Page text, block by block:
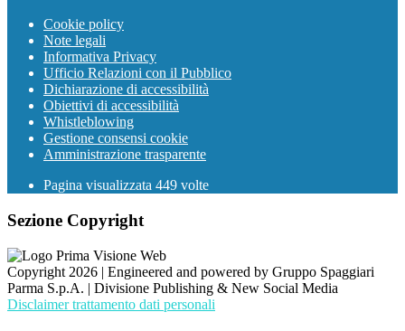
Cookie policy
Note legali
Informativa Privacy
Ufficio Relazioni con il Pubblico
Dichiarazione di accessibilità
Obiettivi di accessibilità
Whistleblowing
Gestione consensi cookie
Amministrazione trasparente
Pagina visualizzata 449 volte
Sezione Copyright
Copyright 2026 | Engineered and powered by Gruppo Spaggiari
Parma S.p.A. | Divisione Publishing & New Social Media
Disclaimer trattamento dati personali